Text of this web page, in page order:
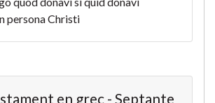
persona Christi
en grec - Septante